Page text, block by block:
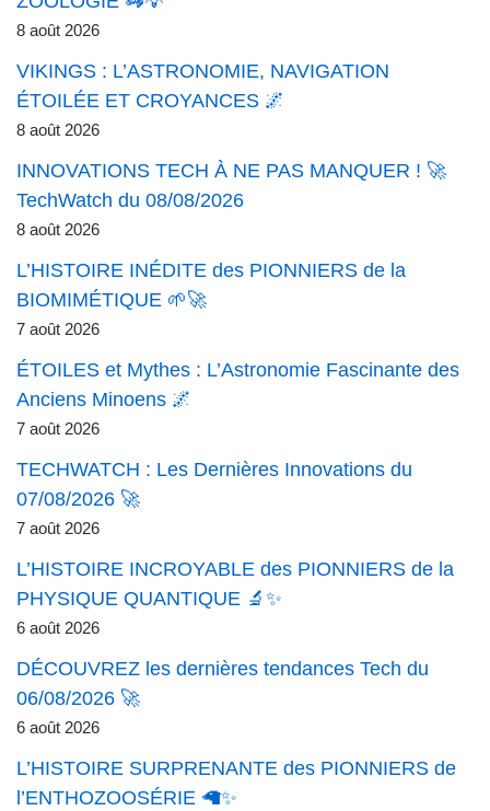
8 août 2026
VIKINGS : L’ASTRONOMIE, NAVIGATION
ÉTOILÉE ET CROYANCES 🌌
8 août 2026
INNOVATIONS TECH À NE PAS MANQUER ! 🚀
TechWatch du 08/08/2026
8 août 2026
L’HISTOIRE INÉDITE des PIONNIERS de la
BIOMIMÉTIQUE 🌱🚀
7 août 2026
ÉTOILES et Mythes : L’Astronomie Fascinante des
Anciens Minoens 🌌
7 août 2026
TECHWATCH : Les Dernières Innovations du
07/08/2026 🚀
7 août 2026
L’HISTOIRE INCROYABLE des PIONNIERS de la
PHYSIQUE QUANTIQUE 🔬✨
6 août 2026
DÉCOUVREZ les dernières tendances Tech du
06/08/2026 🚀
6 août 2026
L’HISTOIRE SURPRENANTE des PIONNIERS de
l’ENTHOZOOSÉRIE 🦙✨